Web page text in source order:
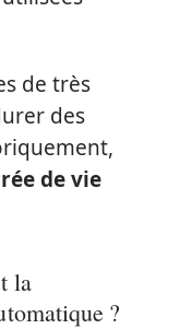
de très
des
de vie
la
?